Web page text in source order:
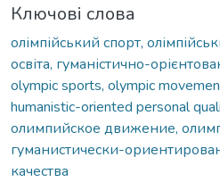
Ключові слова
олімпійський спорт,
освіта, гуманістично-
оlympic sports, оlympic
humanistic-oriented personal
олимпийское движение,
гуманистически-
качества